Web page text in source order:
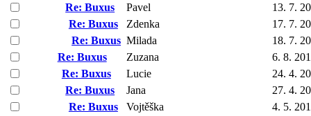
Re: Buxus
Pavel
13. 7.
Re: Buxus
Zdenka
17. 7.
Re: Buxus Milada
18. 7.
Re: Buxus
Zuzana
6. 8.
Re: Buxus
Lucie
24. 4.
Re: Buxus
Jana
27. 4.
Re: Buxus
Vojtěška
4. 5.